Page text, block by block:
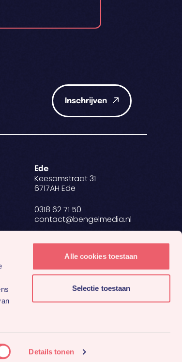
Details tonen
Alle cookies toestaan
Selectie toestaan
Inschrijven
Ede
Keesomstraat 31
6717AH Ede
0318 62 71 50
contact@bengelmedia.nl
BTW NL 8634.27.698.B01